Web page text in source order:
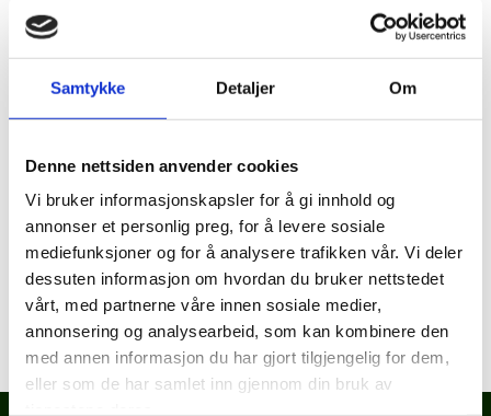
Samtykke Detaljer Om
Denne nettsiden anvender cookies
Vi bruker informasjonskapsler for å gi innhold og
annonser et personlig preg, for å levere sosiale
mediefunksjoner og for å analysere trafikken vår. Vi deler
dessuten informasjon om hvordan du bruker nettstedet
vårt, med partnerne våre innen sosiale medier,
annonsering og analysearbeid, som kan kombinere den
med annen informasjon du har gjort tilgjengelig for dem,
eller som de har samlet inn gjennom din bruk av
Byggeledelse VVS
Byggherre:Statsbygg
Vårt oppdrag:Byggeledelse VVS
0